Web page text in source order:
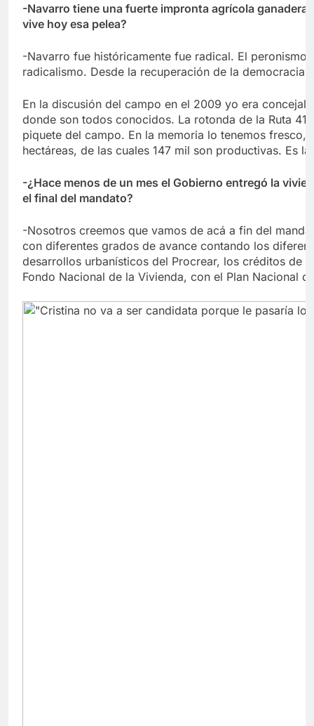
-Navarro tiene una fuerte impronta agrícola
vive hoy esa pelea?
-Navarro fue históricamente fue radical. El
radicalismo. Desde la recuperación de la democracia
En la discusión del campo en el 2009 yo era
donde son todos conocidos. La rotonda de la Ruta
piquete del campo. En la memoria lo tenemos
hectáreas, de las cuales 147 mil son productivas. Es
-¿Hace menos de un mes el Gobierno entregó la
el final del mandato?
-Nosotros creemos que vamos de acá a fin del
con diferentes grados de avance contando los
desarrollos urbanísticos del Procrear, los créditos de
Fondo Nacional de la Vivienda, con el Plan Nacional